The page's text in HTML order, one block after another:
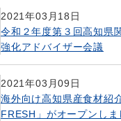
2021年03月18日
令和２年度第３回高知県
強化アドバイザー会議
2021年03月09日
海外向け高知県産食材紹
FRESH」がオープンしま